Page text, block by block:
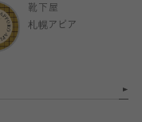
靴下屋
札幌アピア